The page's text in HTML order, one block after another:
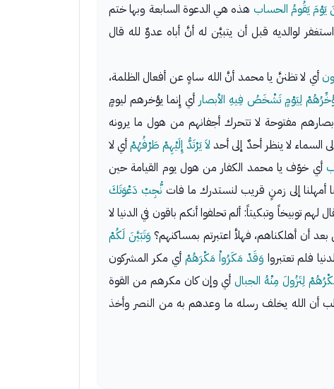
يَوْمَ يَقُومُ الحساب هذه هي الدعوة السابعة وبها ختم
لوالديه قبل أن يتبيَّن له أنَّ أباه عدوٌ لله قال
أي لا تظننَّ يا محمد أنَّ الله ساهٍ عن أفعال الظلمة،
لِيَوْمٍ تَشْخَصُ فِيهِ الأبصار أي إِنما يؤخرهم ليومٍ
مفتوحة لا تتحرك أجفانهم من هول ما يرونه
لا ينظر أحدٌ إلى أحد لاَ يَرْتَدُّ إِلَيْهِمْ طَرْفُهُمْأي لا
أي خوّف يا محمد الكفار من هول يوم القيامة حين
أمهلنا إلى زمنٍ قريب لنستدرك ما فاتنُّجِبْ دَعْوَتَكَ
لهم توبيخاً وتبكيتاً: ألم تحلفوا أنكم باقون في الدنيا لا
أن أهلكناهم، فهلاَّ اعتبرتم بمساكنهم؟ وَتَبَيَّنَ لَكُمْ
فلم تعتبروا وَقَدْ مَكَرُواْ مَكْرَهُمْ أي مكر المشركون
لِتَزُولَ مِنْهُ الجبالأي وإن كان مكرهم من القوة
أن الله يخلف رسله ما وعدهم به من النصر وأخذ